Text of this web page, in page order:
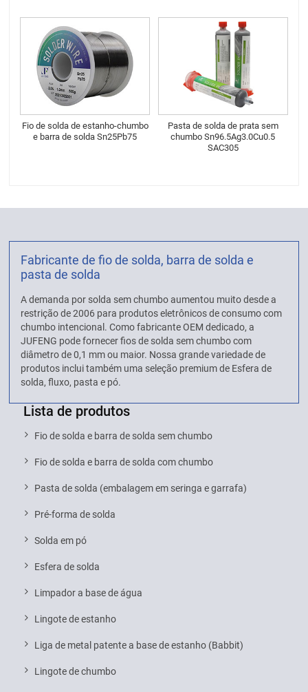
Fio de solda de estanho-chumbo
e barra de solda Sn25Pb75
Pasta de solda de prata sem
chumbo Sn96.5Ag3.0Cu0.5
SAC305
Fabricante de fio de solda, barra de solda e
pasta de solda
A demanda por solda sem chumbo aumentou muito desde a
restrição de 2006 para produtos eletrônicos de consumo com
chumbo intencional. Como fabricante OEM dedicado, a
JUFENG pode fornecer fios de solda sem chumbo com
diâmetro de 0,1 mm ou maior. Nossa grande variedade de
produtos inclui também uma seleção premium de Esfera de
solda, fluxo, pasta e pó.
Lista de produtos
Fio de solda e barra de solda sem chumbo
Fio de solda e barra de solda com chumbo
Pasta de solda (embalagem em seringa e garrafa)
Pré-forma de solda
Solda em pó
Esfera de solda
Limpador a base de água
Lingote de estanho
Liga de metal patente a base de estanho (Babbit)
Lingote de chumbo